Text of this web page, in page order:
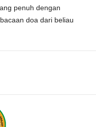
penuh dengan
doa dari beliau